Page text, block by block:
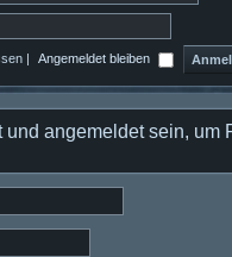
| Angemeldet bleiben
und angemeldet sein, um